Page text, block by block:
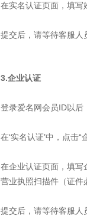
在实名认证页面，填写
提交后，请等待客服人
3.企业认证
登录爱名网会员ID以后
在‘实名认证’中，点击
在企业认证页面，填写
营业执照扫描件（证件
提交后，请等待客服人